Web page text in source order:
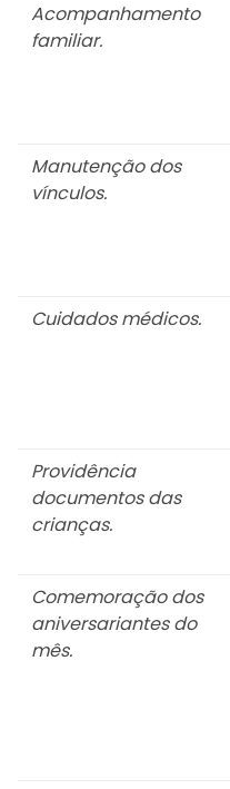
Acompanhamento
familiar.
Manutenção dos
vínculos.
Cuidados médicos.
Providência
documentos das
crianças.
Comemoração dos
aniversariantes do
mês.